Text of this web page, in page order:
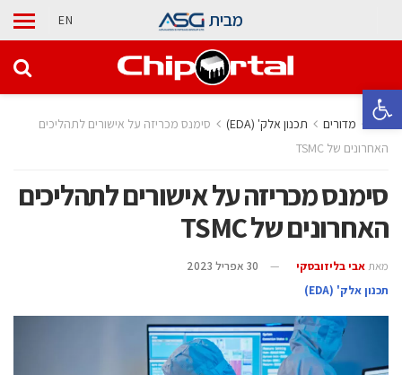
פתח סרגל נגישות
מבית EN
בית מדורים ‫תכנון אלק' (‪(EDA‬‬
סימנס מכריזה על אישורים לתהליכים
האחרונים של TSMC
סימנס מכריזה על אישורים לתהליכים
האחרונים של TSMC
מאת אבי בליזובסקי
30 אפריל 2023
‫תכנון אלק' (‪(EDA‬‬